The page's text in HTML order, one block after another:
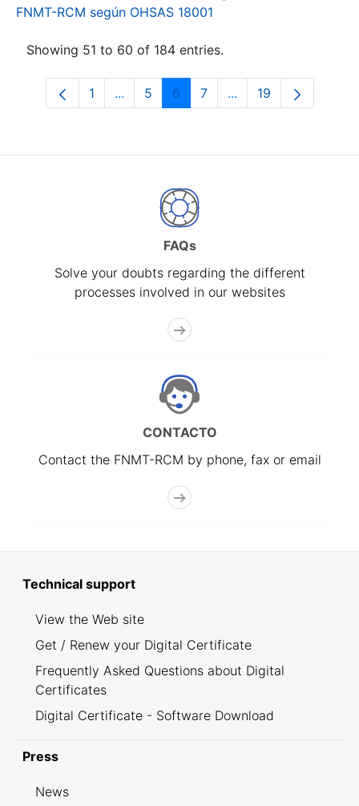
FNMT-RCM según OHSAS 18001
Showing 51 to 60 of 184 entries.
Page
1 ...Intermediate Pages Use TAB to
Page
5 Page
6 Page
7 ...Intermediate Pages
Page
19
FAQs
Solve your doubts regarding the different
processes involved in our websites
CONTACTO
Contact the FNMT-RCM by phone, fax or email
Technical support
View the Web site
Get / Renew your Digital Certificate
Frequently Asked Questions about Digital
Certificates
Digital Certificate - Software Download
Press
News